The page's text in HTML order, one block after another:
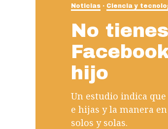
Noticias Ciencia y
No
hijo
Un estudio indica
e hijas y la manera
solos y solas.